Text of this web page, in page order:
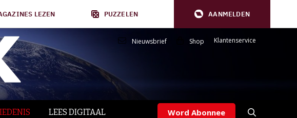
LEZEN PUZZELEN AANMELDEN
Nieuwsbrief Shop Klantenservice
LEES DIGITAAL Word Abonnee